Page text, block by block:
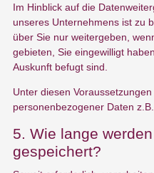
Im Hinblick auf die
unseres Unternehmens ist zu
über Sie nur weitergeben,
gebieten, Sie eingewilligt
Auskunft befugt sind.
Unter diesen
personenbezogener Daten
5. Wie lange
gespeichert?